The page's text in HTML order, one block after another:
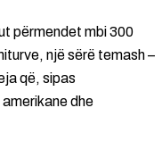
përmendet mbi 300
një sërë temash –
që, sipas
dhe